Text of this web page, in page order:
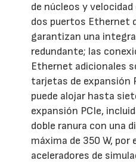
de núcleos y
dos puertos Ethernet
garantizan una
redundante; las
Ethernet adicionales
tarjetas de expansión
puede alojar hasta
expansión PCIe,
doble ranura con una
máxima de 350 W, por
aceleradores de